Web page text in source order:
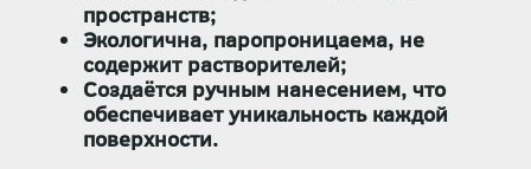
пространств;
Экологична, паропроницаема, не
содержит растворителей;
Создаётся ручным нанесением, что
обеспечивает уникальность каждой
поверхности.